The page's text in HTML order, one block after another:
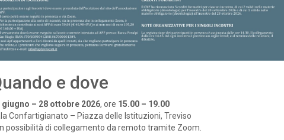
e dove
giugno – 28 ottobre 2026, ore 15.00 – 19.00
Confartigianato – Piazza delle Istituzioni, Treviso
possibilità di collegamento da remoto tramite Zoom.